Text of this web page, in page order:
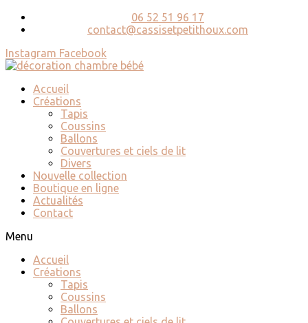
06 52 51 96 17
contact@cassisetpetithoux.com
Instagram Facebook
Accueil
Créations
Tapis
Coussins
Ballons
Couvertures et ciels de lit
Divers
Nouvelle collection
Boutique en ligne
Actualités
Contact
Menu
Accueil
Créations
Tapis
Coussins
Ballons